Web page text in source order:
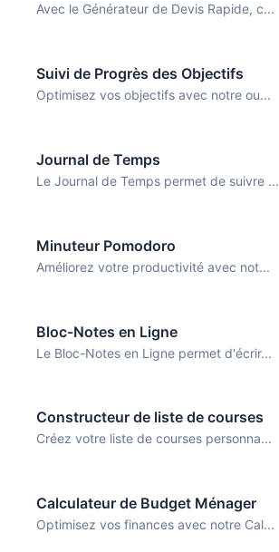
Avec le Générateur de Devis Rapide, c...
Suivi de Progrès des Objectifs
Optimisez vos objectifs avec notre ou...
Journal de Temps
Le Journal de Temps permet de suivre ...
Minuteur Pomodoro
Améliorez votre productivité avec not...
Bloc-Notes en Ligne
Le Bloc-Notes en Ligne permet d'écrir...
Constructeur de liste de courses
Créez votre liste de courses personna...
Calculateur de Budget Ménager
Optimisez vos finances avec notre Cal...